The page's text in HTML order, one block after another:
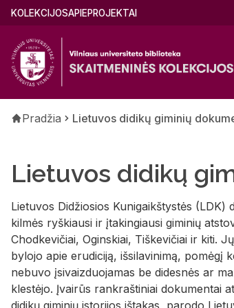
Pereiti
pagrindinį
turinį
Main
(lithuanian)
KOLEKCIJOSAPIEPROJEKTAI
Kelias
Pradžia Lietuvos didikų giminių
Lietuvos didikų
Lietuvos Didžiosios Kunigaikštystės
kilmės ryškiausi ir įtakingiausi giminių
Chodkevičiai, Oginskiai, Tiškevičiai ir kiti.
bylojo apie erudiciją, išsilavinimą, pomėgį
nebuvo įsivaizduojamas be didesnės ar
klestėjo. Įvairūs rankraštiniai dokumentai
didikų giminių istorijos ištakas, parodo